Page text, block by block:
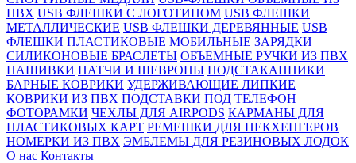
ПВХ USB ФЛЕШКИ С ЛОГОТИПОМ USB ФЛЕШКИ
МЕТАЛЛИЧЕСКИЕ USB ФЛЕШКИ ДЕРЕВЯННЫЕ USB
ФЛЕШКИ ПЛАСТИКОВЫЕ МОБИЛЬНЫЕ ЗАРЯДКИ
СИЛИКОНОВЫЕ БРАСЛЕТЫ ОБЪЕМНЫЕ РУЧКИ ИЗ ПВХ
НАШИВКИ ПАТЧИ И ШЕВРОНЫ ПОДСТАКАННИКИ
БАРНЫЕ КОВРИКИ УДЕРЖИВАЮЩИЕ ЛИПКИЕ
КОВРИКИ ИЗ ПВХ ПОДСТАВКИ ПОД ТЕЛЕФОН
ФОТОРАМКИ ЧЕХЛЫ ДЛЯ AIRPODS КАРМАНЫ ДЛЯ
ПЛАСТИКОВЫХ КАРТ РЕМЕШКИ ДЛЯ НЕКХЕНГЕРОВ
НОМЕРКИ ИЗ ПВХ ЭМБЛЕМЫ ДЛЯ РЕЗИНОВЫХ ЛОДОК
О нас Контакты